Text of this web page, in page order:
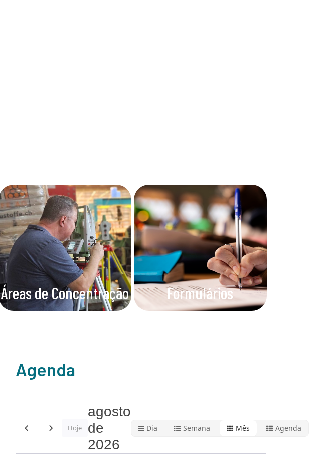
Áreas de Concentração Formulários
Agenda
Hoje
agosto
de
2026
Dia Semana Mês Agenda